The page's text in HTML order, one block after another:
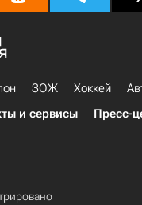
ЗОЖ Хоккей
и сервисы Пресс-